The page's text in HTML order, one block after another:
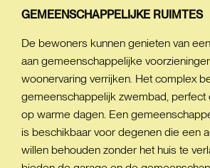
GEMEENSCHAPPELIJKE RUIMTES
De bewoners kunnen genieten van
aan gemeenschappelijke
woonervaring verrijken. Het complex
gemeenschappelijk zwembad, perfect
op warme dagen. Een
is beschikbaar voor degenen die een
willen behouden zonder het huis te